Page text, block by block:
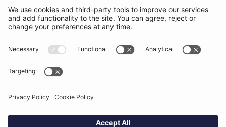
support@beatsurfing.com
Base de connaissance
BEATSURFING Blog